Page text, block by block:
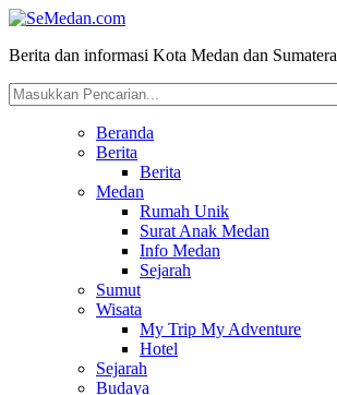
Berita dan informasi Kota Medan dan Sumatera
Beranda
Berita
Berita
Medan
Rumah Unik
Surat Anak Medan
Info Medan
Sejarah
Sumut
Wisata
My Trip My Adventure
Hotel
Sejarah
Budaya